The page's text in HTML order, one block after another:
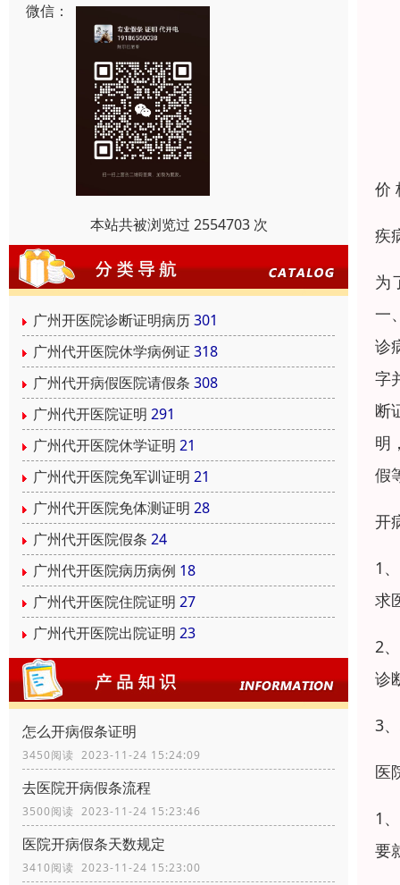
微信：
本站共被浏览过 2554703 次
广州开医院诊断证明病历301
广州代开医院休学病例证 318
广州代开病假医院请假条 308
广州代开医院证明 291
广州代开医院休学证明 21
广州代开医院免军训证明 21
广州代开医院免体测证明 28
广州代开医院假条 24
广州代开医院病历病例 18
广州代开医院住院证明 27
广州代开医院出院证明 23
怎么开病假条证明
3450阅读 2023-11-24 15:24:09
去医院开病假条流程
3500阅读 2023-11-24 15:23:46
医院开病假条天数规定
3410阅读 2023-11-24 15:23:00
价
疾
为
一
诊
字
断
明
假
开
1
求
2
诊
3
医
1
要